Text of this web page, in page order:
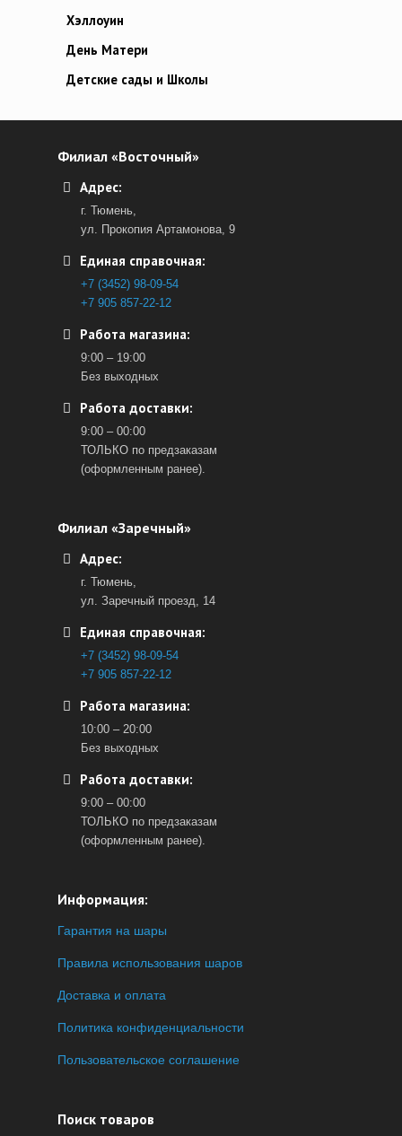
Хэллоуин
День Матери
Детские сады и Школы
Филиал «Восточный»
Адрес:
г. Тюмень,
ул. Прокопия Артамонова, 9
Единая справочная:
+7 (3452) 98-09-54
+7 905 857-22-12
Работа магазина:
9:00 – 19:00
Без выходных
Работа доставки:
9:00 – 00:00
ТОЛЬКО по предзаказам
(оформленным ранее).
Филиал «Заречный»
Адрес:
г. Тюмень,
ул. Заречный проезд, 14
Единая справочная:
+7 (3452) 98-09-54
+7 905 857-22-12
Работа магазина:
10:00 – 20:00
Без выходных
Работа доставки:
9:00 – 00:00
ТОЛЬКО по предзаказам
(оформленным ранее).
Информация:
Гарантия на шары
Правила использования шаров
Доставка и оплата
Политика конфиденциальности
Пользовательское соглашение
Поиск товаров